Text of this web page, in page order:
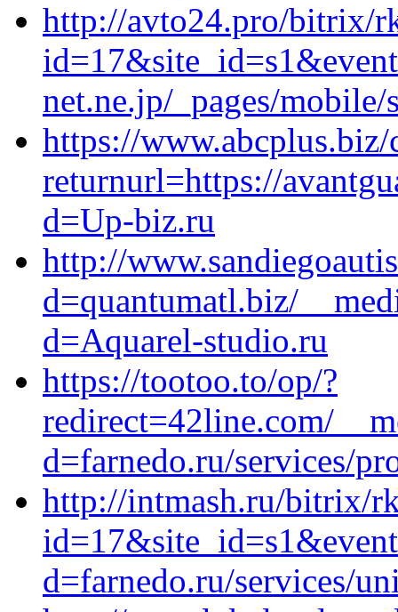
http://avto24.pro/bitrix/
net.ne.jp/_pages/
https://www.abcplus.biz/
returnurl=https://
d=Up-biz.ru
http://
d=quantumatl.biz/
d=Aquarel-studio.ru
https://tootoo.to/op/?
redirect=42line.com/
d=farnedo.ru/services/
http://intmash.ru/bitrix/
d=farnedo.ru/services/